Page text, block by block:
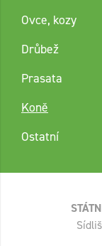
Ovce, kozy
Drůbež
Prasata
Koně
Ostatní